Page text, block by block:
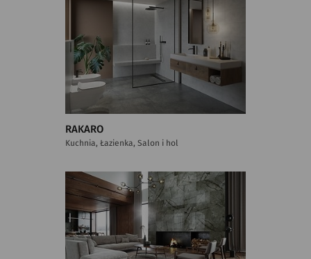
RAKARO
Kuchnia, Łazienka, Salon i hol